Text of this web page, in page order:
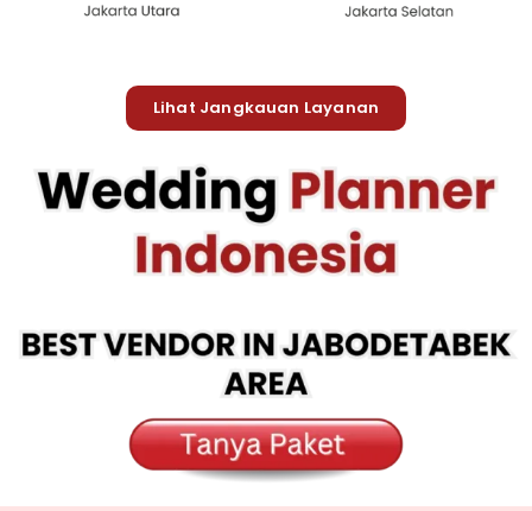
Lihat Jangkauan Layanan